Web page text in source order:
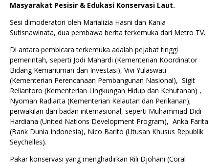
Masyarakat Pesisir & Edukasi Konservasi Laut.
Sesi dimoderatori oleh Marializia Hasni dan Kania
Sutisnawinata, dua pembawa berita terkemuka dari Metro TV.
Di antara pembicara terkemuka adalah pejabat tinggi
pemerintah, seperti Jodi Mahardi (Kementerian Koordinator
Bidang Kemaritiman dan Investasi), Vivi Yulaswati
(Kementerian Perencanaan Pembangunan Nasional), Sigit
Reliantoro (Kementerian Lingkungan Hidup dan Kehutanan) ,
Nyoman Radiarta (Kementerian Kelautan dan Perikanan);
perwakilan dari badan internasional, seperti Muhammad Didi
Hardiana (United Nations Development Program), Anka Farita
(Bank Dunia Indonesia), Nico Barito (Utusan Khusus Republik
Seychelles).
Pakar konservasi yang menghadirkan Rili Djohani (Coral